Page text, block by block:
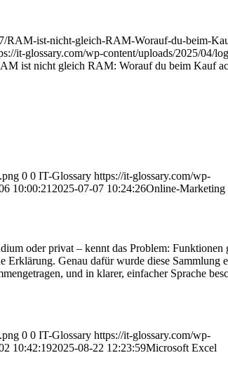
RAM-ist-nicht-gleich-RAM-Worauf-du-beim-
it-glossary.com/wp-content/uploads/2025/04/
ist nicht gleich RAM: Worauf du beim Kauf
0 0 IT-Glossary https://it-glossary.com/wp-
10:00:21 2025-07-07 10:24:26Online-Marketing
oder privat – kennt das Problem: Funktionen
Genau dafür wurde diese Sammlung
und in klarer, einfacher Sprache
0 0 IT-Glossary https://it-glossary.com/wp-
10:42:192025-08-22 12:23:59Microsoft Excel